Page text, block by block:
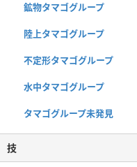
鉱物タマゴグループ
陸上タマゴグループ
不定形タマゴグループ
水中タマゴグループ
タマゴグループ未発見
技